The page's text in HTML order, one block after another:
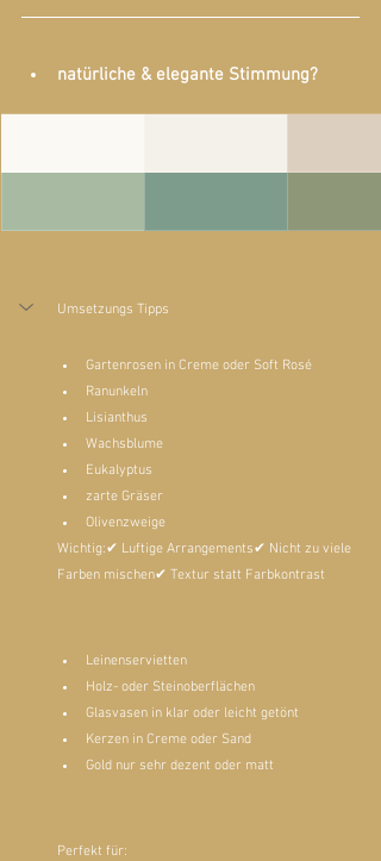
natürliche & elegante Stimmung?
Umsetzungs Tipps
Gartenrosen in Creme oder Soft Rosé
Ranunkeln
Lisianthus
Wachsblume
Eukalyptus
zarte Gräser
Olivenzweige
Wichtig:✔ Luftige Arrangements✔ Nicht zu viele
Farben mischen✔ Textur statt Farbkontrast
Leinenservietten
Holz- oder Steinoberflächen
Glasvasen in klar oder leicht getönt
Kerzen in Creme oder Sand
Gold nur sehr dezent oder matt
Perfekt für: